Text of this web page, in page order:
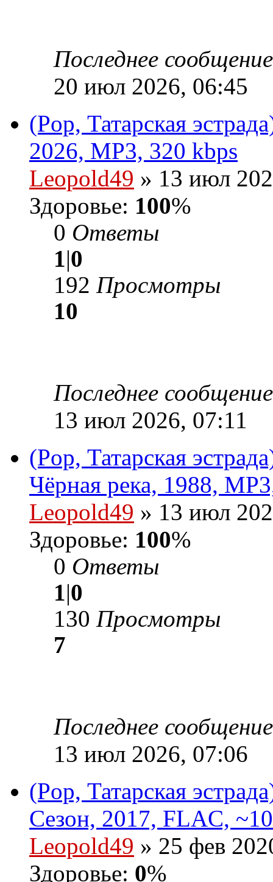
Последнее
20 июл 2026, 06:45
(Pop, Татарская
2026, MP3, 320 kbps
Leopold49 » 13 июл
Здоровье: 100%
0 Ответы
1|0
192 Просмотры
10
Последнее
13 июл 2026, 07:11
(Pop, Татарская
Чёрная река, 1988,
Leopold49 » 13 июл
Здоровье: 100%
0 Ответы
1|0
130 Просмотры
7
Последнее
13 июл 2026, 07:06
(Pop, Татарская
Сезон, 2017, FLAC,
Leopold49 » 25 фев
Здоровье: 0%